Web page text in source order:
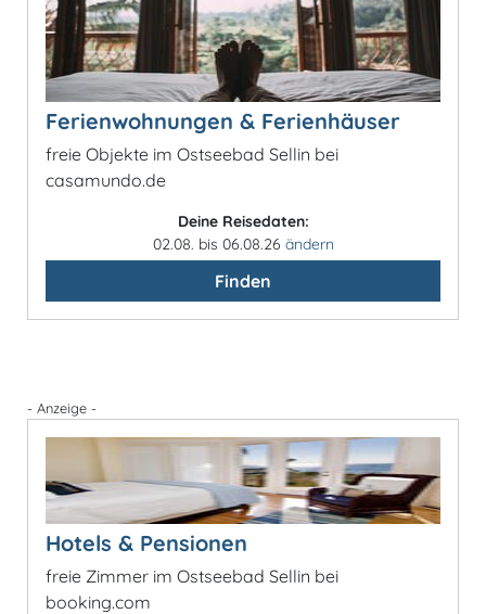
Ferienwohnungen & Ferienhäuser
freie Objekte im Ostseebad Sellin bei
casamundo.de
Deine Reisedaten:
02.08. bis 06.08.26 ändern
Finden
- Anzeige -
Hotels & Pensionen
freie Zimmer im Ostseebad Sellin bei
booking.com